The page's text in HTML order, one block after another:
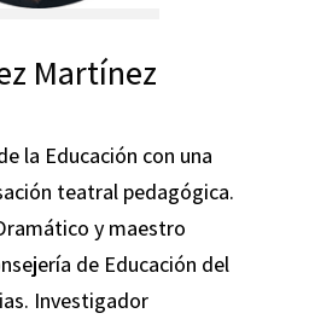
Martínez
la Educación con una
teatral pedagógica.
y maestro
de Educación del
Investigador